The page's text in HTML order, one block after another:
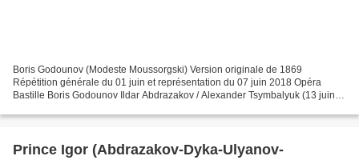
Boris Godounov (Modeste Moussorgski) Version originale de 1869
Répétition générale du 01 juin et représentation du 07 juin 2018 Opéra
Bastille Boris Godounov Ildar Abdrazakov / Alexander Tsymbalyuk (13 juin -
Prince Igor (Abdrazakov-Dyka-Ulyanov-